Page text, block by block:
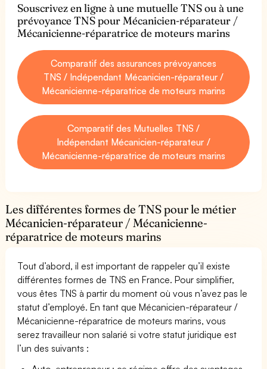
Souscrivez en ligne à une mutuelle TNS ou à une
prévoyance TNS pour Mécanicien-réparateur /
Mécanicienne-réparatrice de moteurs marins
Comparatif des assurances prévoyances
TNS / Indépendant Mécanicien-réparateur /
Mécanicienne-réparatrice de moteurs marins
Comparatif des Mutuelles TNS /
Indépendant Mécanicien-réparateur /
Mécanicienne-réparatrice de moteurs marins
Les différentes formes de TNS pour le métier
Mécanicien-réparateur / Mécanicienne-
réparatrice de moteurs marins
Tout d’abord, il est important de rappeler qu’il existe
différentes formes de TNS en France. Pour simplifier,
vous êtes TNS à partir du moment où vous n’avez pas le
statut d’employé. En tant que Mécanicien-réparateur /
Mécanicienne-réparatrice de moteurs marins, vous
serez travailleur non salarié si votre statut juridique est
l’un des suivants :